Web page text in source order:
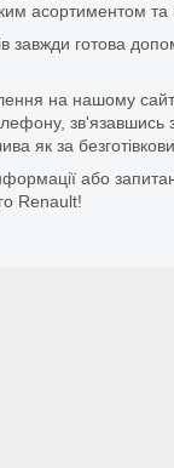
та
завжди готова
на нашому
зв'язавшись
як за
або
Renault!